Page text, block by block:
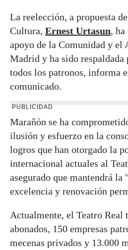
La reelección, a propuesta
Cultura, Ernest Urtasun, ha
apoyo de la Comunidad y el
Madrid y ha sido
todos los patronos, informa
comunicado.
PUBLICIDAD
Marañón se ha
ilusión y esfuerzo en la
logros que han otorgado la
internacional actuales al
asegurado que mantendrá la
excelencia y renovación
Actualmente, el Teatro Real
abonados, 150 empresas
mecenas privados y 13.000